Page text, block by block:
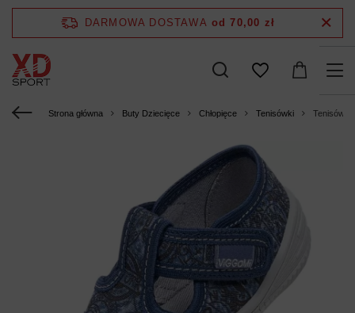
DARMOWA DOSTAWA od 70,00 zł
Strona główna Buty Dziecięce Chłopięce Tenisówki Tenisówki